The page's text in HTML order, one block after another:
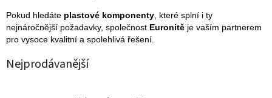
Pokud hledáte plastové komponenty , které splní i ty
nejnáročnější požadavky, společnost Euronitě je vaším partnerem
pro vysoce kvalitní a spolehlivá řešení.
Nejprodávanější